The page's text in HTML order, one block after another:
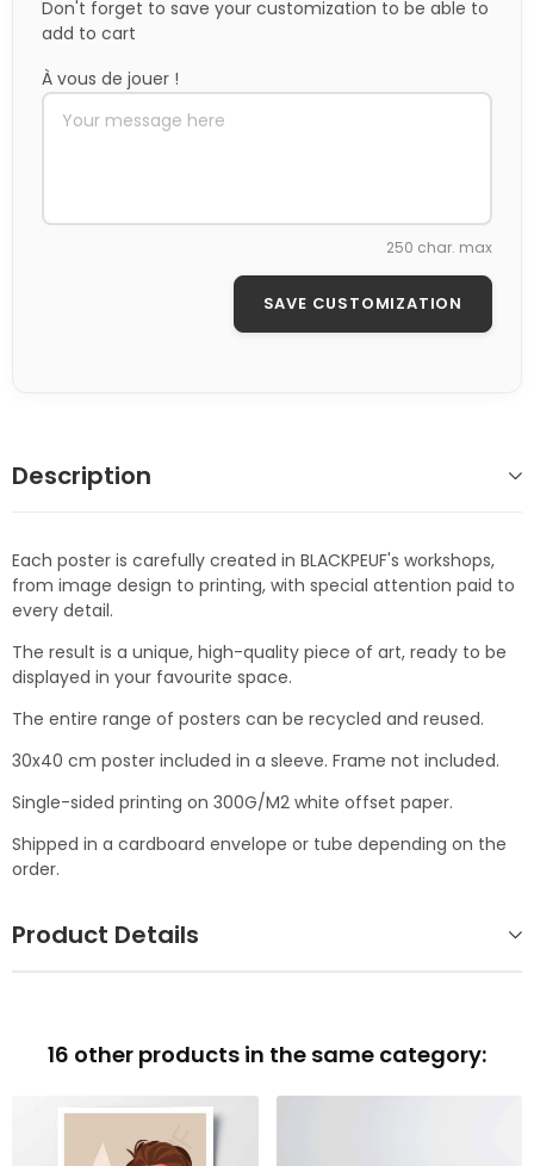
Don't forget to save your customization to be able to
add to cart
À vous de jouer !
250 char. max
SAVE CUSTOMIZATION
Description
Each poster is carefully created in BLACKPEUF's workshops,
from image design to printing, with special attention paid to
every detail.
The result is a unique, high-quality piece of art, ready to be
displayed in your favourite space.
The entire range of posters can be recycled and reused.
30x40 cm poster included in a sleeve. Frame not included.
Single-sided printing on 300G/M2 white offset paper.
Shipped in a cardboard envelope or tube depending on the
order.
Product Details
16 other products in the same category: